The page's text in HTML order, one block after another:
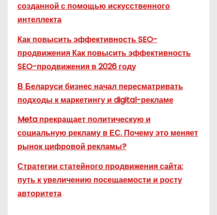
созданной с помощью искусственного
интеллекта
Как повысить эффективность SEO-
продвижения Как повысить эффективность
SEO-продвижения в 2026 году
В Беларуси бизнес начал пересматривать
подходы к маркетингу и digital-рекламе
Meta прекращает политическую и
социальную рекламу в ЕС. Почему это меняет
рынок цифровой рекламы?
Стратегии статейного продвижения сайта:
путь к увеличению посещаемости и росту
авторитета